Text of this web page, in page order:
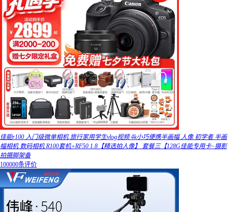
佳能r100 入门级微单相机 旅行家用学生vlog视频 4k小巧便携半画幅 人像 初学者 半画
幅相机 数码相机 R100套机+RF50 1.8【精选拍人像】 套餐三【128G佳能专用卡~摄影
拍摄脚架备
100000条评价